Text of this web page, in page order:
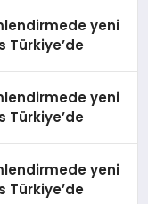
yeni
Türkiye’de
yeni
Türkiye’de
yeni
Türkiye’de